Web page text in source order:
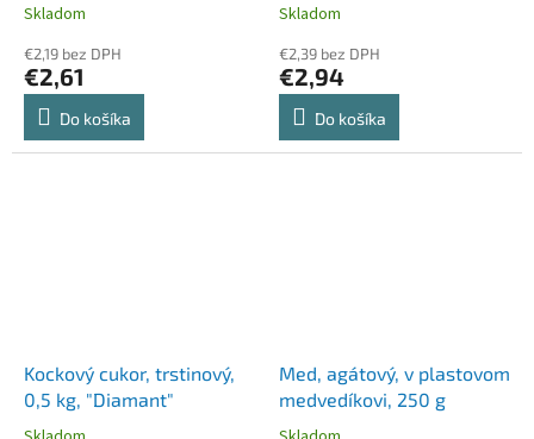
Skladom
€2,19 bez DPH
€2,61
Do košíka
Skladom
€2,39 bez DPH
€2,94
Do košíka
Kockový cukor, trstinový,
0,5 kg, "Diamant"
Med, agátový, v plastovom
medvedíkovi, 250 g